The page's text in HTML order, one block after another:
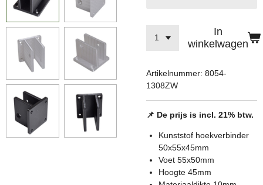
In
winkelwagen
Artikelnummer: 8054-
1308ZW
📌 De prijs is incl. 21% btw.
Kunststof hoekverbinder
50x55x45mm
Voet 55x50mm
Hoogte 45mm